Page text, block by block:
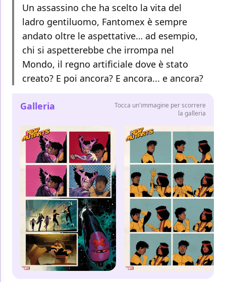
Un assassino che ha scelto la vita del
ladro gentiluomo, Fantomex è sempre
andato oltre le aspettative… ad esempio,
chi si aspetterebbe che irrompa nel
Mondo, il regno artificiale dove è stato
creato? E poi ancora? E ancora... e ancora?
Galleria
Tocca un'immagine per scorrere
la galleria